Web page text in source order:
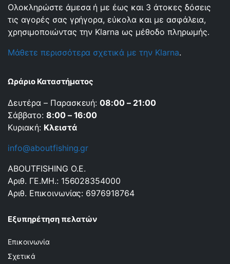
Ολοκληρώστε άμεσα ή με έως και 3 άτοκες δόσεις
τις αγορές σας γρήγορα, εύκολα και με ασφάλεια,
χρησιμοποιώντας την Klarna ως μέθοδο πληρωμής.
Μάθετε περισσότερα σχετικά με την Klarna.
Ωράριο Καταστήματος
Δευτέρα – Παρασκευή:08:00 – 21:00
Σάββατο: 8:00 – 16:00
Κυριακή: Κλειστά
info@aboutfishing.gr
ABOUTFISHING Ο.Ε.
Αριθ. ΓΕ.ΜΗ.: 156028354000
Αριθ. Επικοινωνίας: 6976918764
Εξυπηρέτηση πελατών
Επικοινωνία
Σχετικά